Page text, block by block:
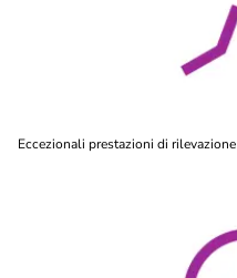
Eccezionali prestazioni di rilevazione